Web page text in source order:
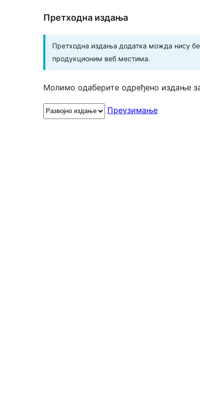
Претходна издања
Претходна издања додатка можда нису
продукционим веб местима.
Молимо одаберите одређено издање
Преузимање